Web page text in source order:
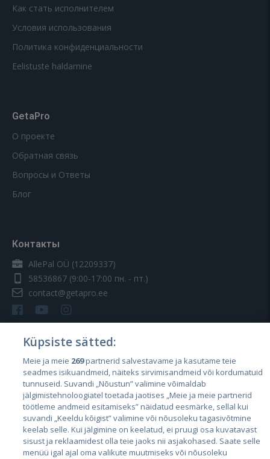
Как стать исполнителем
Условия использования
Политика конфиденциальности
Eelistuste haldamine
GetaPro
О проекте
Обратная связь
Вопросы и Ответы
Блог
Контакты
AllePal OÜ (12209337)
58536867 (9:00-17:00 пн. - пт.)
contact@getapro.ee
Страны
Эстония
Латвия
Литва
Küpsiste sätted:
Meie ja meie 269partnerid salvestavame ja kasutame teie
seadmes isikuandmeid, näiteks sirvimisandmeid või kordumatuid
tunnuseid. Suvandi „Nõustun” valimine võimaldab
jälgimistehnoloogiatel toetada jaotises „Meie ja meie partnerid
töötleme andmeid esitamiseks” näidatud eesmärke, sellal kui
suvandi „Keeldu kõigist” valimine või nõusoleku tagasivõtmine
keelab selle. Kui jälgimine on keelatud, ei pruugi osa kuvatavast
sisust ja reklaamidest olla teie jaoks nii asjakohased. Saate selle
menüü igal ajal oma valikute muutmiseks või nõusoleku